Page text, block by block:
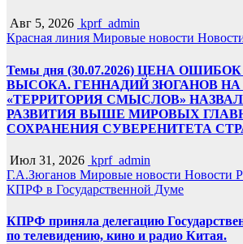
Авг 5, 2026 kprf_admin
Красная линия Мировые новости
Темы дня (30.07.2026) ЦЕНА
ВЫСОКА. ГЕННАДИЙ ЗЮГАНОВ
«ТЕРРИТОРИЯ СМЫСЛОВ»
РАЗВИТИЯ ВЫШЕ МИРОВЫХ
СОХРАНЕНИЯ СУВЕРЕНИТЕТА
Июл 31, 2026 kprf_admin
Г.А.Зюганов Мировые новости Новости
КПРФ в Государственной Думе
КПРФ приняла делегацию
по телевидению, кино и радио Китая.